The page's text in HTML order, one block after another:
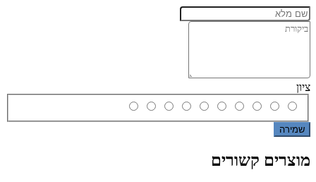
ציון
שמירה
מוצרים קשורים